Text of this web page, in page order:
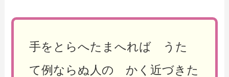
手をとらへたまへれば うた
て例ならぬ人の かく近づきた